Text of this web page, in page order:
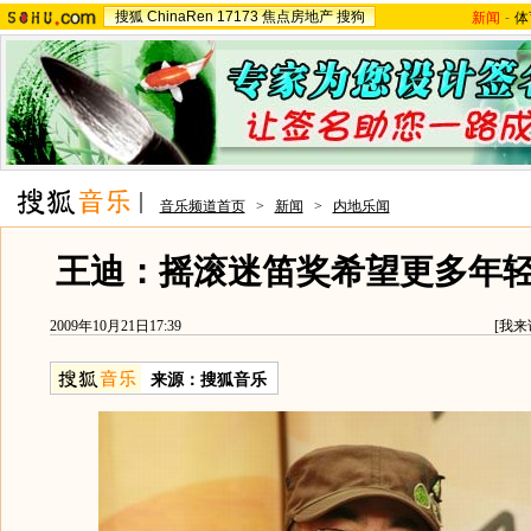
搜狐 ChinaRen 17173 焦点房地产 搜狗 新闻 -
音乐频道首页 > 新闻 > 内地乐闻
王迪：摇滚迷笛奖希望更多年
2009年10月21日17:39 [我来
来源： 搜狐音乐